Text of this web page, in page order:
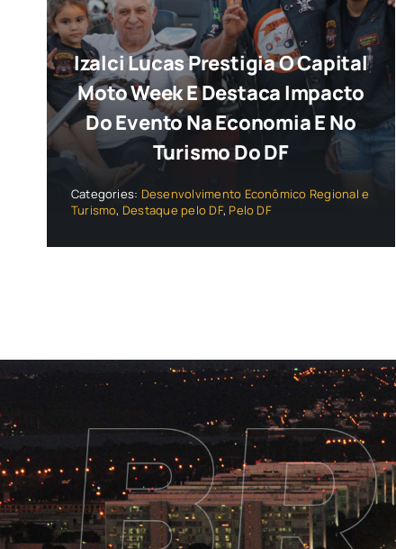
Izalci Lucas Prestigia O Capital
Moto Week E Destaca Impacto
Do Evento Na Economia E No
Turismo Do DF
Categories: Desenvolvimento Econômico Regional e
Turismo, Destaque pelo DF, Pelo DF